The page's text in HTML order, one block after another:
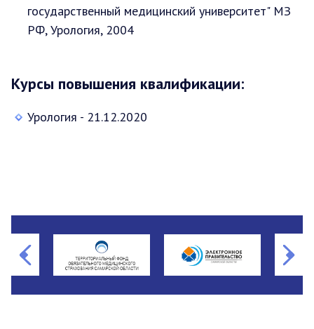
государственный медицинский университет" МЗ
РФ, Урология, 2004
Курсы повышения квалификации:
Урология - 21.12.2020